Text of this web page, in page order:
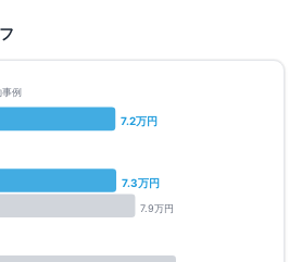
事例
7.2万円
7.3万円
7.9万円